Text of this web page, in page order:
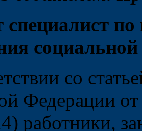
специалист
со
Федерации
работники,